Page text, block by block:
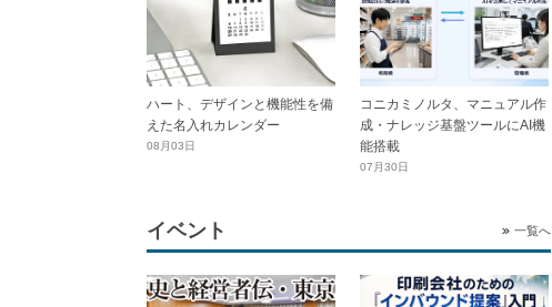
ハート、デザインと機能性を備
えた名入れカレンダー
08月03日
コニカミノルタ、マニュアル作
成・ナレッジ基盤ツールにAI機
能搭載
07月30日
イベント 一覧へ